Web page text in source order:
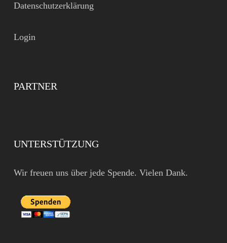
Datenschutzerklärung
Login
PARTNER
UNTERSTÜTZUNG
Wir freuen uns über jede Spende. Vielen Dank.